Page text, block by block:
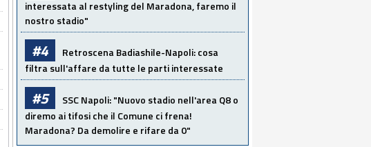
interessata al restyling del Maradona, faremo il
nostro stadio"
#4
Retroscena Badiashile-Napoli: cosa
filtra sull'affare da tutte le parti interessate
#5
SSC Napoli: "Nuovo stadio nell'area Q8 o
diremo ai tifosi che il Comune ci frena!
Maradona? Da demolire e rifare da 0"